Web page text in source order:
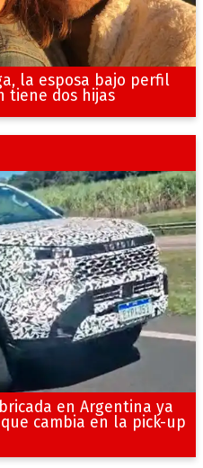
la esposa bajo perfil
tiene dos hijas
en Argentina ya
cambia en la pick-up